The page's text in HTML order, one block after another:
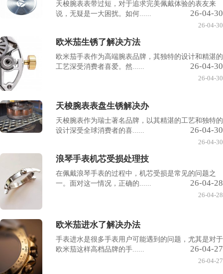
天梭腕表表带过短，对于追求完美佩戴体验的表友来
说，无疑是一大困扰。如何......
26-04-30
26-04-30
欧米茄生锈了解决方法
欧米茄手表作为高端腕表品牌，其独特的设计和精湛的
工艺深受消费者喜爱。然......
26-04-30
26-04-30
天梭腕表表盘生锈解决办
天梭腕表作为瑞士著名品牌，以其精湛的工艺和独特的
设计深受全球消费者的喜......
26-04-30
26-04-30
浪琴手表机芯受损处理技
在佩戴浪琴手表的过程中，机芯受损是常见的问题之
一。面对这一情况，正确的......
26-04-28
26-04-28
欧米茄进水了解决办法
手表进水是很多手表用户可能遇到的问题，尤其是对于
欧米茄这样高档品牌的手......
26-04-27
26-04-27